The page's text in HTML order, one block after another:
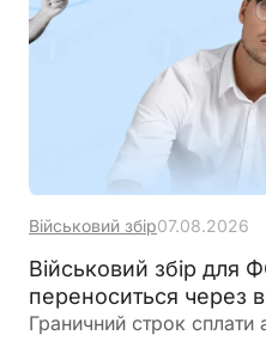
Військовий збір07.08.2026
Військовий збір для
переноситься через
Граничний строк сплати